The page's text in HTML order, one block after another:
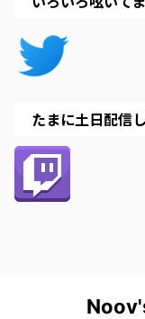
たまに土日配信